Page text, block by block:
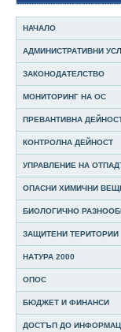
НАЧАЛО
АДМИНИСТРАТИВНИ
ЗАКОНОДАТЕЛСТВО
МОНИТОРИНГ НА ОС
ПРЕВАНТИВНА
КОНТРОЛНА ДЕЙНОСТ
УПРАВЛЕНИЕ НА
ОПАСНИ ХИМИЧНИ
БИОЛОГИЧНО
ЗАЩИТЕНИ ТЕРИТОРИИ
НАТУРА 2000
ОПОС
БЮДЖЕТ И ФИНАНСИ
ДОСТЪП ДО